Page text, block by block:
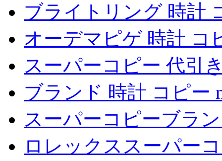
ブライトリング 時計
オーデマピゲ 時計 コ
スーパーコピー 代引
ブランド 時計 コピー
スーパーコピーブラ
ロレックススーパー